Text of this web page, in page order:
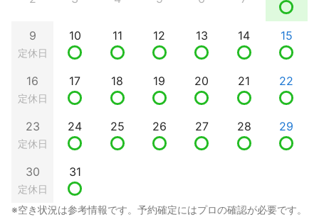
9
定休日
10 11 12 13 14 15
16
定休日
17 18 19 20 21 22
23
定休日
24 25 26 27 28 29
30
定休日
31
※空き状況は参考情報です。予約確定にはプロの確認が必要です。